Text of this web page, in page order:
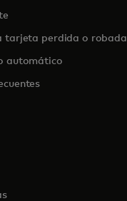
tarjeta perdida o robada
automático
una pestaña nueva